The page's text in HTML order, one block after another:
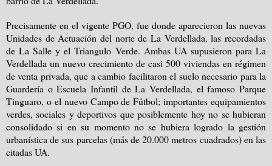
Precisamente en el vigente PGO, fue donde aparecieron las nuevas
Unidades de Actuación del norte de La Verdellada, las recordadas
de La Salle y el Triangulo Verde. Ambas UA supusieron para La
Verdellada un nuevo crecimiento de casi 500 viviendas en régimen
de venta privada, que a cambio facilitaron el suelo necesario para la
Guardería o Escuela Infantil de La Verdellada, el famoso Parque
Tinguaro, o el nuevo Campo de Fútbol; importantes equipamientos
verdes, sociales y deportivos que posiblemente hoy no se hubieran
consolidado si en su momento no se hubiera logrado la gestión
urbanística de sus parcelas (más de20.000 metros cuadrados) en las
citadas UA.